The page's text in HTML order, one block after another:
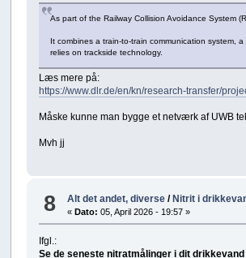
As part of the Railway Collision Avoidance System
It combines a train-to-train communication system,
relies on trackside technology.
Læs mere på:
https://www.dlr.de/en/kn/research-transfer/
Måske kunne man bygge et netværk af UWB
Mvh jj
8 Alt det andet, diverse/ Nitrit i
« Dato: 05, April 2026 - 19:57 »
Ifgl.:
Se de seneste nitratmålinger i dit drikkevand